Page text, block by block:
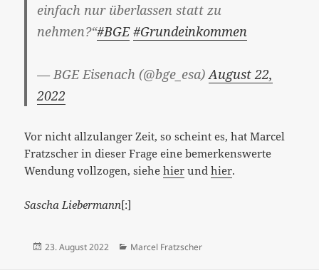
einfach nur überlassen statt zu
nehmen?“#BGE #Grundeinkommen
— BGE Eisenach (@bge_esa)August 22,
2022
Vor nicht allzulanger Zeit, so scheint es, hat Marcel
Fratzscher in dieser Frage eine bemerkenswerte
Wendung vollzogen, siehehier undhier.
Sascha Liebermann[:]
Veröffentlicht
23. August 2022 Kategorien
Marcel Fratzscher